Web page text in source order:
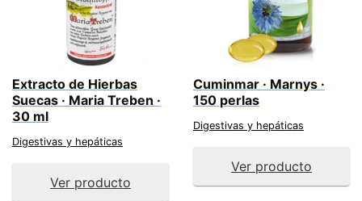
Extracto de Hierbas
Suecas · Maria Treben ·
30 ml
Digestivas y hepáticas
Ver producto
Cuminmar · Marnys ·
150 perlas
Digestivas y hepáticas
Ver producto